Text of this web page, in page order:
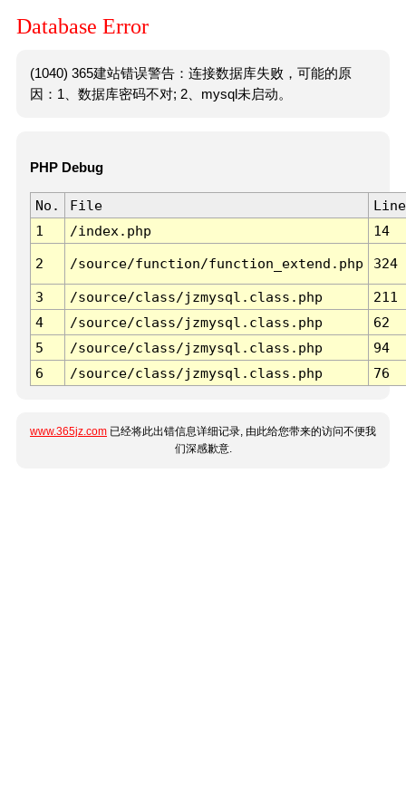
Database Error
(1040) 365建站错误警告：连接数据库失败，可能的原
因：1、数据库密码不对; 2、mysql未启动。
PHP Debug
No. File
Line
1
/index.php 14
2 /source/function/function_extend.php 324
3 /source/class/jzmysql.class.php
211
4
/source/class/jzmysql.class.php
62
5
/source/class/jzmysql.class.php
94
6
/source/class/jzmysql.class.php 76
www.365jz.com 已经将此出错信息详细记录, 由此给您带来的访问不便我
们深感歉意.